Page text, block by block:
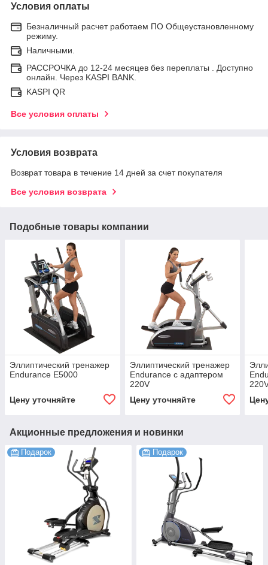
Условия оплаты
Безналичный расчет работаем ПО Общеустановленному
режиму.
Наличными.
РАССРОЧКА до 12-24 месяцев без переплаты . Доступно
онлайн. Через KASPI BANK.
KASPI QR
Все условия оплаты
Условия возврата
Возврат товара в течение 14 дней за счет покупателя
Все условия возврата
Подобные товары компании
Эллиптический тренажер
Endurance E5000
Цену уточняйте
Эллиптический тренажер
Endurance с адаптером
220V
Цену уточняйте
Акционные предложения и новинки
Подарок Подарок